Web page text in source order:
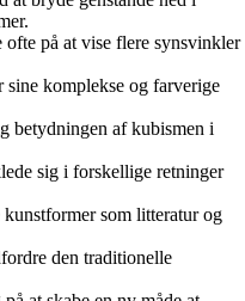
på at vise flere synsvinkler
komplekse og farverige
betydningen af kubismen i
sig i forskellige retninger
som litteratur og
den traditionelle